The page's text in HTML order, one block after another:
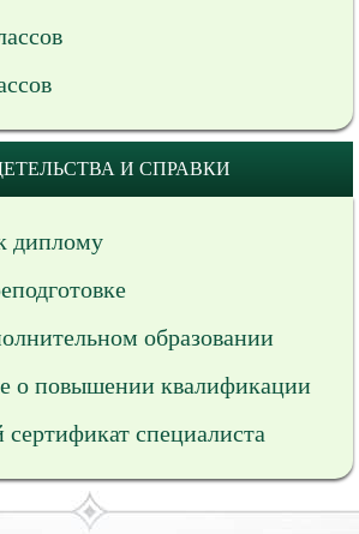
И СПРАВКИ
диплому
образовании
о повышении квалификации
специалиста